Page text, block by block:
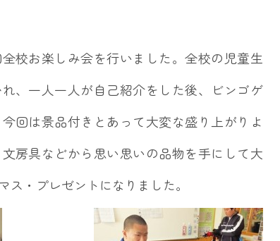
校お楽しみ会を行いました。全校の児童生
、一人一人が自己紹介をした後、ビンゴゲ
回は景品付きとあって大変な盛り上がりよ
房具などから思い思いの品物を手にして大
・プレゼントになりました。